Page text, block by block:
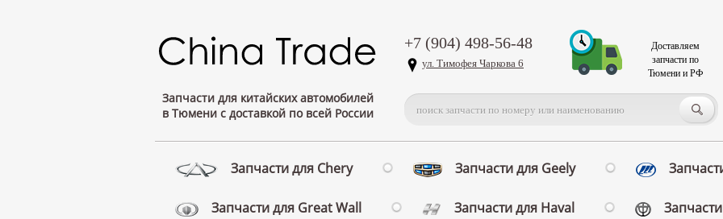
Запчасти для китайских автомобилей
в Тюмени с доставкой по всей России
+7 (904) 498-56-48
ул. Тимофея Чаркова 6
Доставляем
запчасти по
Тюмени и РФ
Запчасти для Chery Запчасти для Geely
Запчасти для Great Wall Запчасти для Haval